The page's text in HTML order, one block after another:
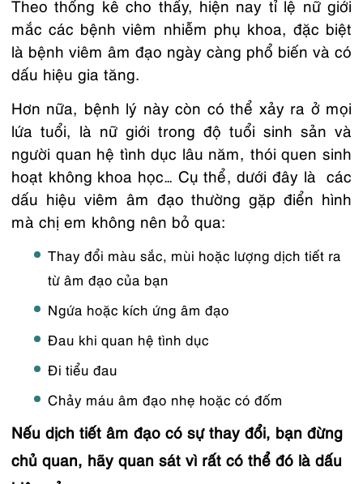
Theo thống kê cho thấy, hiện nay tỉ lệ nữ giới
mắc các bệnh viêm nhiễm phụ khoa, đặc biệt
là bệnh viêm âm đạo ngày càng phổ biến và có
dấu hiệu gia tăng.
Hơn nữa, bệnh lý này còn có thể xảy ra ở mọi
lứa tuổi, là nữ giới trong độ tuổi sinh sản và
người quan hệ tình dục lâu năm, thói quen sinh
hoạt không khoa học… Cụ thể, dưới đây là các
dấu hiệu viêm âm đạo thường gặp điển hình
mà chị em không nên bỏ qua:
Thay đổi màu sắc, mùi hoặc lượng dịch tiết ra
từ âm đạo của bạn
Ngứa hoặc kích ứng âm đạo
Đau khi quan hệ tình dục
Đi tiểu đau
Chảy máu âm đạo nhẹ hoặc có đốm
Nếu dịch tiết âm đạo có sự thay đổi, bạn đừng
chủ quan, hãy quan sát vì rất có thể đó là dấu